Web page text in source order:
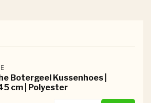
Botergeel Kussenhoes |
cm | Polyester